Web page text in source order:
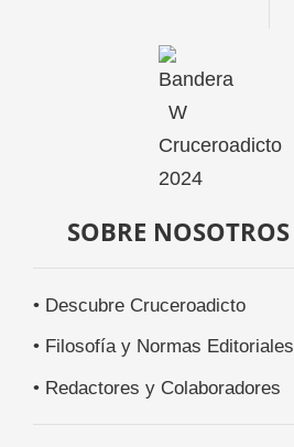
SOBRE NOSOTROS
• Descubre Cruceroadicto
• Filosofía y Normas Editoriales
• Redactores y Colaboradores